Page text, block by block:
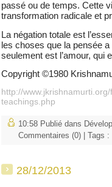
passé ou de temps. Cette
transformation radicale et
La négation totale est
les choses que la pensée
seulement est l’amour, qui
Copyright ©1980
http://
teachings.php
10:58 Publié dans
Commentaires (0) | Tags :
28/12/2013